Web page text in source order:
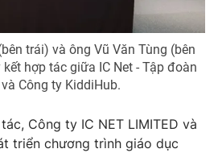
hình Việt Nam
VTV
trái) và ông Vũ Văn Tùng (bên
hợp tác giữa IC Net - Tập đoàn
Công ty KiddiHub.
Công ty IC NET LIMITED và
triển chương trình giáo dục